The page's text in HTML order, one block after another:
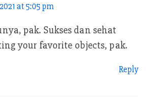
at 5:05 pm
pak. Sukses dan sehat
your favorite objects, pak.
Reply